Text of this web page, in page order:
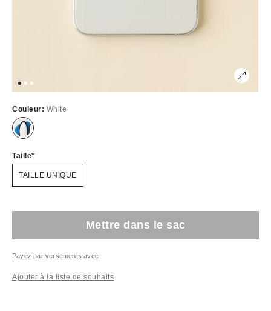
Couleur: White
Taille
TAILLE UNIQUE
Mettre dans le sac
Payez par versements avec
Ajouter à la liste de souhaits